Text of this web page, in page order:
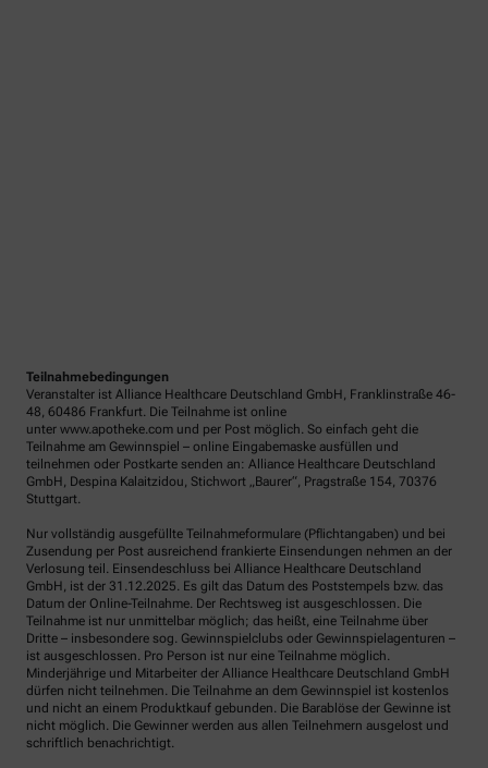
Teilnahmebedingungen
Veranstalter ist Alliance Healthcare Deutschland GmbH, Franklinstraße 46-
48, 60486 Frankfurt. Die Teilnahme ist online
unter www.apotheke.com und per Post möglich. So einfach geht die
Teilnahme am Gewinnspiel – online Eingabemaske ausfüllen und
teilnehmen oder Postkarte senden an: Alliance Healthcare Deutschland
GmbH, Despina Kalaitzidou, Stichwort „Baurer“, Pragstraße 154, 70376
Stuttgart.
Nur vollständig ausgefüllte Teilnahmeformulare (Pflichtangaben) und bei
Zusendung per Post ausreichend frankierte Einsendungen nehmen an der
Verlosung teil. Einsendeschluss bei Alliance Healthcare Deutschland
GmbH, ist der 31.12.2025. Es gilt das Datum des Poststempels bzw. das
Datum der Online-Teilnahme. Der Rechtsweg ist ausgeschlossen. Die
Teilnahme ist nur unmittelbar möglich; das heißt, eine Teilnahme über
Dritte – insbesondere sog. Gewinnspielclubs oder Gewinnspielagenturen –
ist ausgeschlossen. Pro Person ist nur eine Teilnahme möglich.
Minderjährige und Mitarbeiter der Alliance Healthcare Deutschland GmbH
dürfen nicht teilnehmen. Die Teilnahme an dem Gewinnspiel ist kostenlos
und nicht an einem Produktkauf gebunden. Die Barablöse der Gewinne ist
nicht möglich. Die Gewinner werden aus allen Teilnehmern ausgelost und
schriftlich benachrichtigt.